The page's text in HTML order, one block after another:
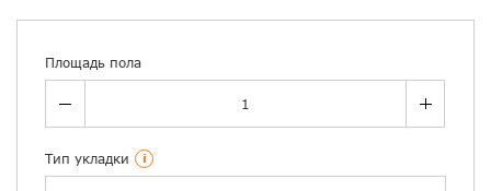
Площадь пола
Тип укладки i